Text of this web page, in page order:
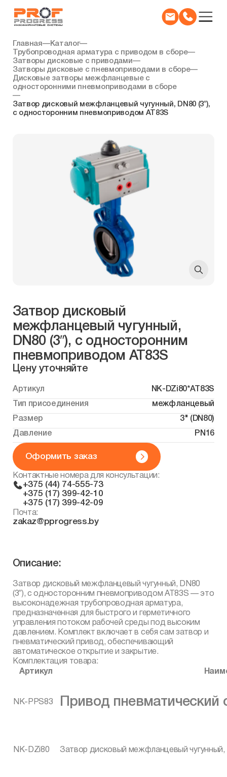
Главная—Каталог—
Трубопроводная арматура с приводом в сборе—
Затворы дисковые с приводами—
Затворы дисковые с пневмоприводами в сборе—
Дисковые затворы межфланцевые c
односторонними пневмоприводами в сборе
—
Затвор дисковый межфланцевый чугунный, DN80 (3″),
с односторонним пневмоприводом AT83S
Затвор дисковый
межфланцевый чугунный,
DN80 (3″), с односторонним
пневмоприводом AT83S
Цену уточняйте
Артикул
NK-DZi80*AT83S
Тип присоединения
межфланцевый
Размер
3" (DN80)
Давление
PN16
Оформить заказ
Контактные номера для консультации:
+375 (44) 74-555-73
+375 (17) 399-42-10
+375 (17) 399-42-09
Почта:
zakaz@pprogress.by
Описание:
Затвор дисковый межфланцевый чугунный, DN80
(3″), с односторонним пневмоприводом AT83S — это
высоконадежная трубопроводная арматура,
предназначенная для быстрого и герметичного
управления потоком рабочей среды под высоким
давлением. Комплект включает в себя сам затвор и
пневматический привод, обеспечивающий
автоматическое открытие и закрытие.
Комплектация товара:
Артикул
NK-PPS83 Привод пневматический
NK-DZi80 Затвор дисковый межфланцевый чугунный,